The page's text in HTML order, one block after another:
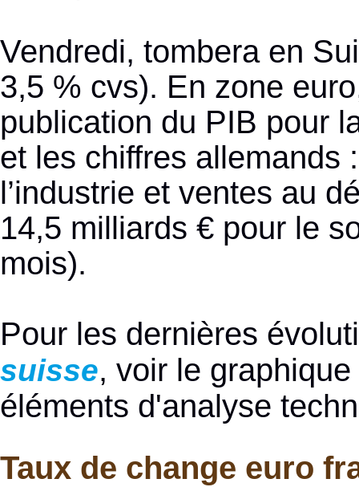
Vendredi, tombera en
3,5 % cvs). En zone
publication du PIB pour
et les chiffres allemands
l’industrie et ventes au
14,5 milliards € pour le
mois).
Pour les dernières
suisse, voir le
éléments d'analyse
Taux de change euro